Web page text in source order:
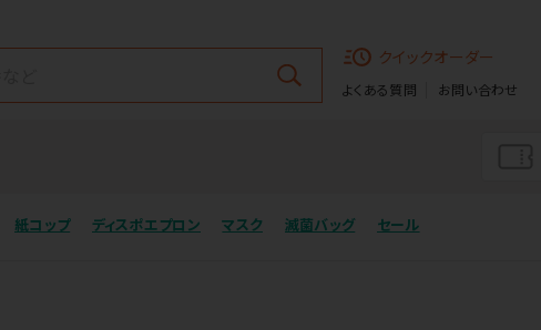
クイックオーダー
よくある質問 お問い合わせ
紙コップ ディスポエプロン マスク 滅菌バッグ セール